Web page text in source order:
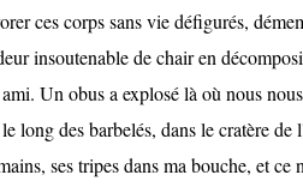
ces corps sans vie défigurés,
insoutenable de chair en
Un obus a explosé là où nous
long des barbelés, dans le cratère
ses tripes dans ma bouche, et ce